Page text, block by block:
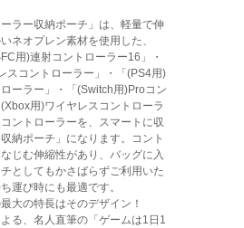
ラー収納ポーチ」は、軽量で伸
ネオプレン素材を使用した、
用)連射コントローラー16」・
スコントローラー」・「(PS4用)
ーラー」・「(Switch用)Proコン
用)ワイヤレスコントローラ
ントローラーを、スマートに収
納ポーチ」になります。コント
じむ伸縮性があり、バッグに入
としてもかさばらずご利用いた
運び時にも最適です。
大の特長はそのデザイン！
る、名人直筆の「ゲームは1日1